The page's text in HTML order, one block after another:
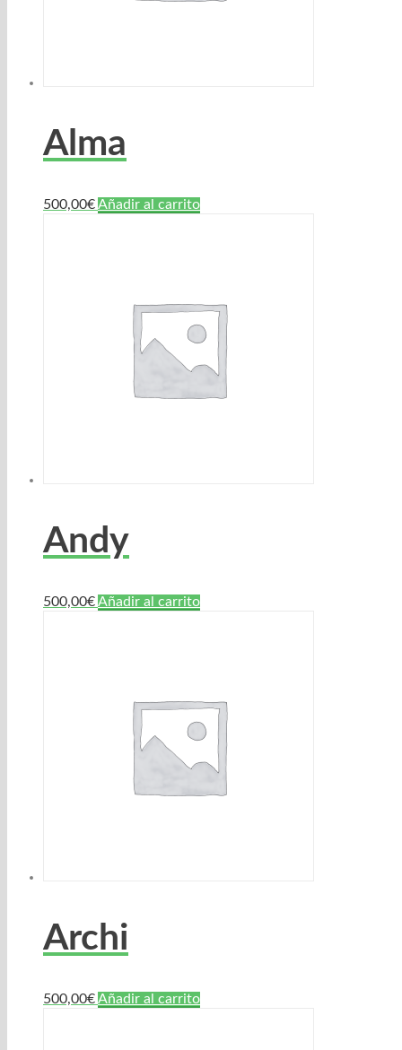
Alma
500,00€Añadir al carrito
Andy
500,00€Añadir al carrito
Archi
500,00€Añadir al carrito